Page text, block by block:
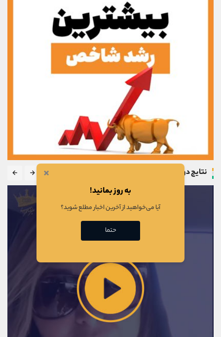
نتایج دوره ×
به روز بمانید!
آیا می‌خواهید از آخرین اخبار مطلع شوید؟
حتما